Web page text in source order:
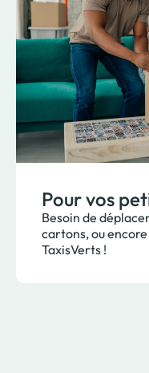
Pour vos
Besoin de
cartons, ou
TaxisVerts !